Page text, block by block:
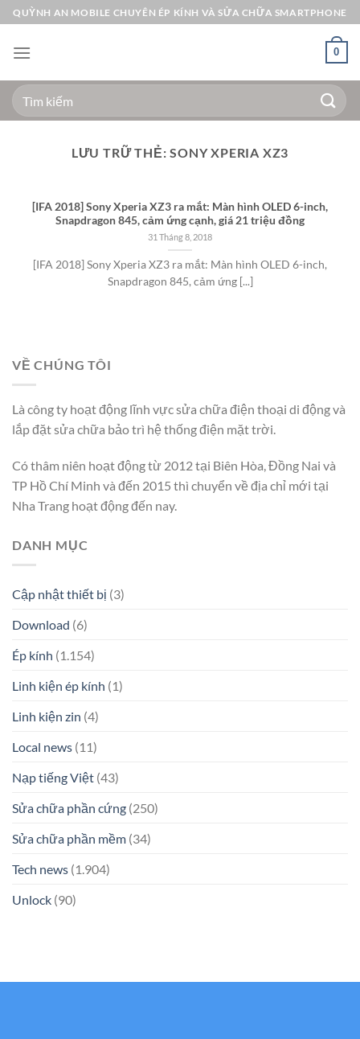
Bỏ
qua
nội
QUỲNH AN MOBILE CHUYÊN ÉP KÍNH VÀ SỬA CHỮA SMARTPHONE
0
Tìm
kiếm:
LƯU TRỮ THẺ:SONY XPERIA XZ3
[IFA 2018] Sony Xperia XZ3 ra mắt: Màn hình OLED 6-inch,
Snapdragon 845, cảm ứng cạnh, giá 21 triệu đồng
31 Tháng 8, 2018
[IFA 2018] Sony Xperia XZ3 ra mắt: Màn hình OLED 6-inch,
Snapdragon 845, cảm ứng [...]
VỀ CHÚNG TÔI
Là công ty hoạt động lĩnh vực sửa chữa điện thoại di động và
lắp đặt sửa chữa bảo trì hệ thống điện mặt trời.
Có thâm niên hoạt động từ 2012 tại Biên Hòa, Đồng Nai và
TP Hồ Chí Minh và đến 2015 thì chuyển về địa chỉ mới tại
Nha Trang hoạt động đến nay.
DANH MỤC
Cập nhật thiết bị (3)
Download (6)
Ép kính (1.154)
Linh kiện ép kính (1)
Linh kiện zin (4)
Local news (11)
Nạp tiếng Việt (43)
Sửa chữa phần cứng (250)
Sửa chữa phần mềm (34)
Tech news (1.904)
Unlock (90)